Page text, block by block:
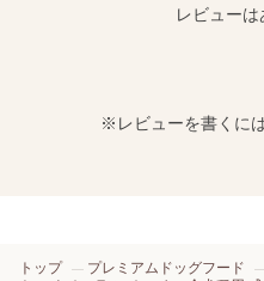
レビューは
※レビューを書くに
トップ プレミアムドッグフード